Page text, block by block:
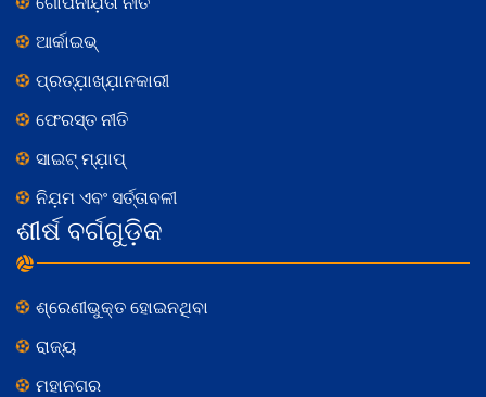
ଆର୍କାଇଭ୍
ପ୍ରତ୍ଯ଼ାଖ୍ଯ଼ାନକାରୀ
ଫେରସ୍ତ ନୀତି
ସାଇଟ୍ ମ୍ଯ଼ାପ୍
ନିଯ଼ମ ଏବଂ ସର୍ତ୍ତାବଳୀ
ଶୀର୍ଷ ବର୍ଗଗୁଡ଼ିକ
ଶ୍ରେଣୀଭୁକ୍ତ ହୋଇନଥିବା
ରାଜ୍ୟ
ମହାନଗର